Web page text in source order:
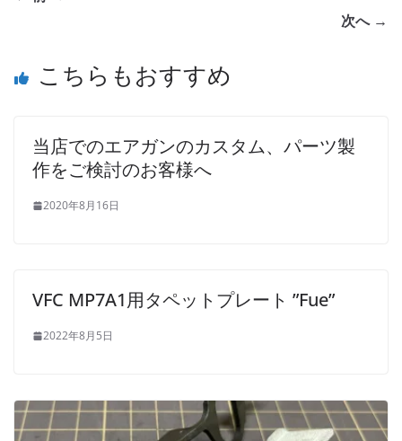
次へ →
こちらもおすすめ
当店でのエアガンのカスタム、パーツ製
作をご検討のお客様へ
2020年8月16日
VFC MP7A1用タペットプレート ”Fue”
2022年8月5日